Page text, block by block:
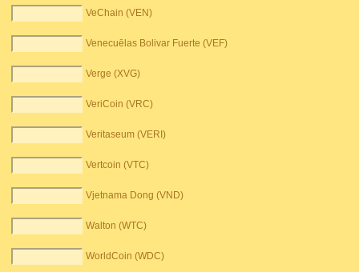
VeChain (VEN)
Venecuēlas Bolivar Fuerte (VEF)
Verge (XVG)
VeriCoin (VRC)
Veritaseum (VERI)
Vertcoin (VTC)
Vjetnama Dong (VND)
Walton (WTC)
WorldCoin (WDC)